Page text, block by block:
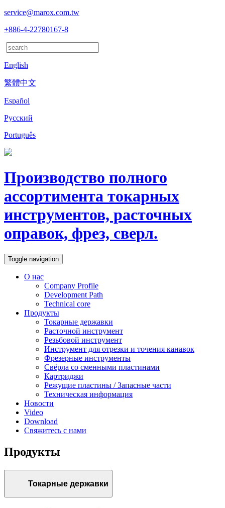
service@marox.com.tw
+886-4-22780167-8
English
繁體中文
Español
Русский
Português
Производство полного
ассортимента токарных
инструментов, расточных
оправок, фрез, сверл.
Toggle navigation
О нас
Company Profile
Development Path
Technical core
Продукты
Токарные державки
Расточной инструмент
Резьбовой инструмент
Инструмент для отрезки и точения канавок
Фрезерные инструменты
Свёрла со сменными пластинами
Картриджи
Режущие пластины / Запасные части
Техническая информация
Новости
Video
Download
Свяжитесь с нами
Продукты
Токарные державки